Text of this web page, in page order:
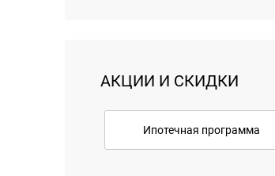
АКЦИИ И СКИДКИ
Ипотечная программа